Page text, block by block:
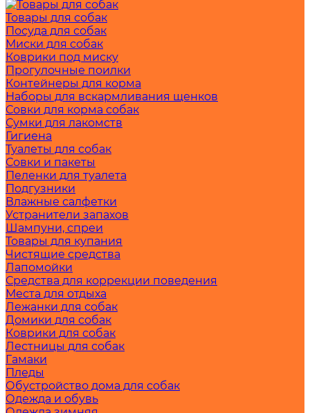
Товары для собак
Посуда для собак
Миски для собак
Коврики под миску
Прогулочные поилки
Контейнеры для корма
Наборы для вскармливания щенков
Совки для корма собак
Сумки для лакомств
Гигиена
Туалеты для собак
Совки и пакеты
Пеленки для туалета
Подгузники
Влажные салфетки
Устранители запахов
Шампуни, спреи
Товары для купания
Чистящие средства
Лапомойки
Средства для коррекции поведения
Места для отдыха
Лежанки для собак
Домики для собак
Коврики для собак
Лестницы для собак
Гамаки
Пледы
Обустройство дома для собак
Одежда и обувь